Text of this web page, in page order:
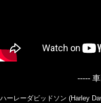
-----
ハーレーダビッドソン (Harley